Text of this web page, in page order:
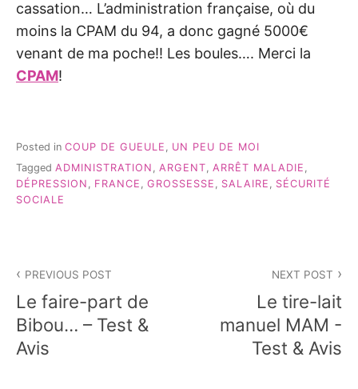
cassation… L’administration française, où du
moins la CPAM du 94, a donc gagné 5000€
venant de ma poche!! Les boules…. Merci la
CPAM!
Posted in COUP DE GUEULE
UN PEU DE MOI
Tagged ADMINISTRATION , ARGENT, ARRÊT MALADIE ,
DÉPRESSION , FRANCE , GROSSESSE , SALAIRE , SÉCURITÉ
SOCIALE
de
l’article
PREVIOUS POST
Le faire-part de
Bibou… – Test &
Avis
NEXT POST
Le tire-lait
manuel MAM -
Test & Avis